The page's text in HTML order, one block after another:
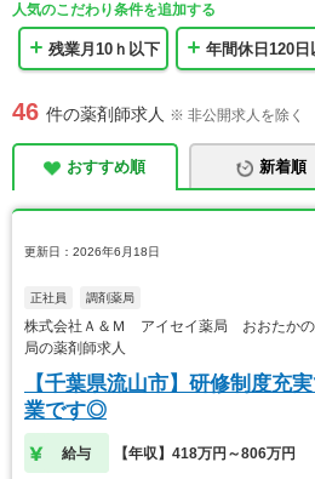
人気のこだわり条件を追加する
残業月10ｈ以下 年間休日120日
46 件の薬剤師求人 ※ 非公開求人を除く
おすすめ順 新着順
更新日：2026年6月18日
正社員 調剤薬局
株式会社Ａ＆Ｍ アイセイ薬局 おおたか
局の薬剤師求人
【千葉県流山市】研修制度充
業です◎
給与 【年収】418万円～806万円